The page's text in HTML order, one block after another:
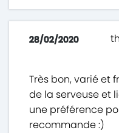
28/02/2020
Très bon, varié et
de la serveuse et
une préférence
recommande :)